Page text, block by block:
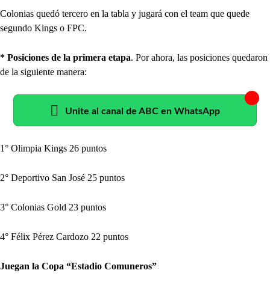
Colonias quedó tercero en la tabla y jugará con el team que quede
segundo Kings o FPC.
* Posiciones de la primera etapa. Por ahora, las posiciones quedaron
de la siguiente manera:
Unite al canal de ABC en WhatsApp
1° Olimpia Kings 26 puntos
2° Deportivo San José 25 puntos
3° Colonias Gold 23 puntos
4° Félix Pérez Cardozo 22 puntos
Juegan la Copa “Estadio Comuneros”